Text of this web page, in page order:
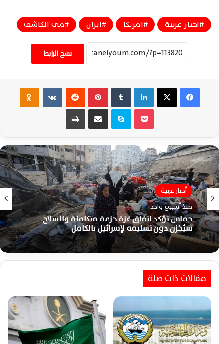
اخبار عربية امريكا ايران مي الكاشف
نسخ الرابط
فيسبوك ‫X لينكدإن بينتيريست ‏VKontakte
سكايب مشاركة عبر البريد طباعة
أخبار عربية
منذ أسبوع واحد
حماس تؤكد اتفاق غزة حزمة متكاملة والسلاح
سيُخزن دون تسليمه لإسرائيل بالكامل
مقالات ذات صلة